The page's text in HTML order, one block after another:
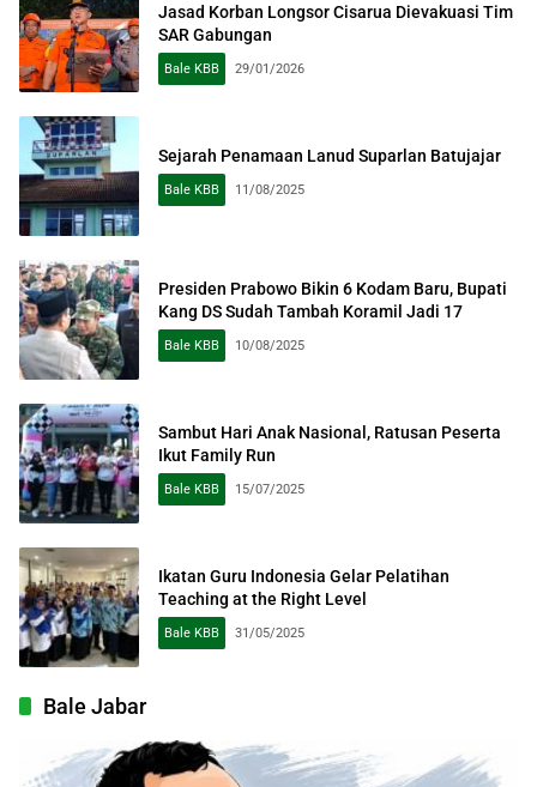
Jasad Korban Longsor Cisarua Dievakuasi Tim
SAR Gabungan
Bale KBB 29/01/2026
Sejarah Penamaan Lanud Suparlan Batujajar
Bale KBB 11/08/2025
Presiden Prabowo Bikin 6 Kodam Baru, Bupati
Kang DS Sudah Tambah Koramil Jadi 17
Bale KBB 10/08/2025
Sambut Hari Anak Nasional, Ratusan Peserta
Ikut Family Run
Bale KBB 15/07/2025
Ikatan Guru Indonesia Gelar Pelatihan
Teaching at the Right Level
Bale KBB 31/05/2025
Bale Jabar